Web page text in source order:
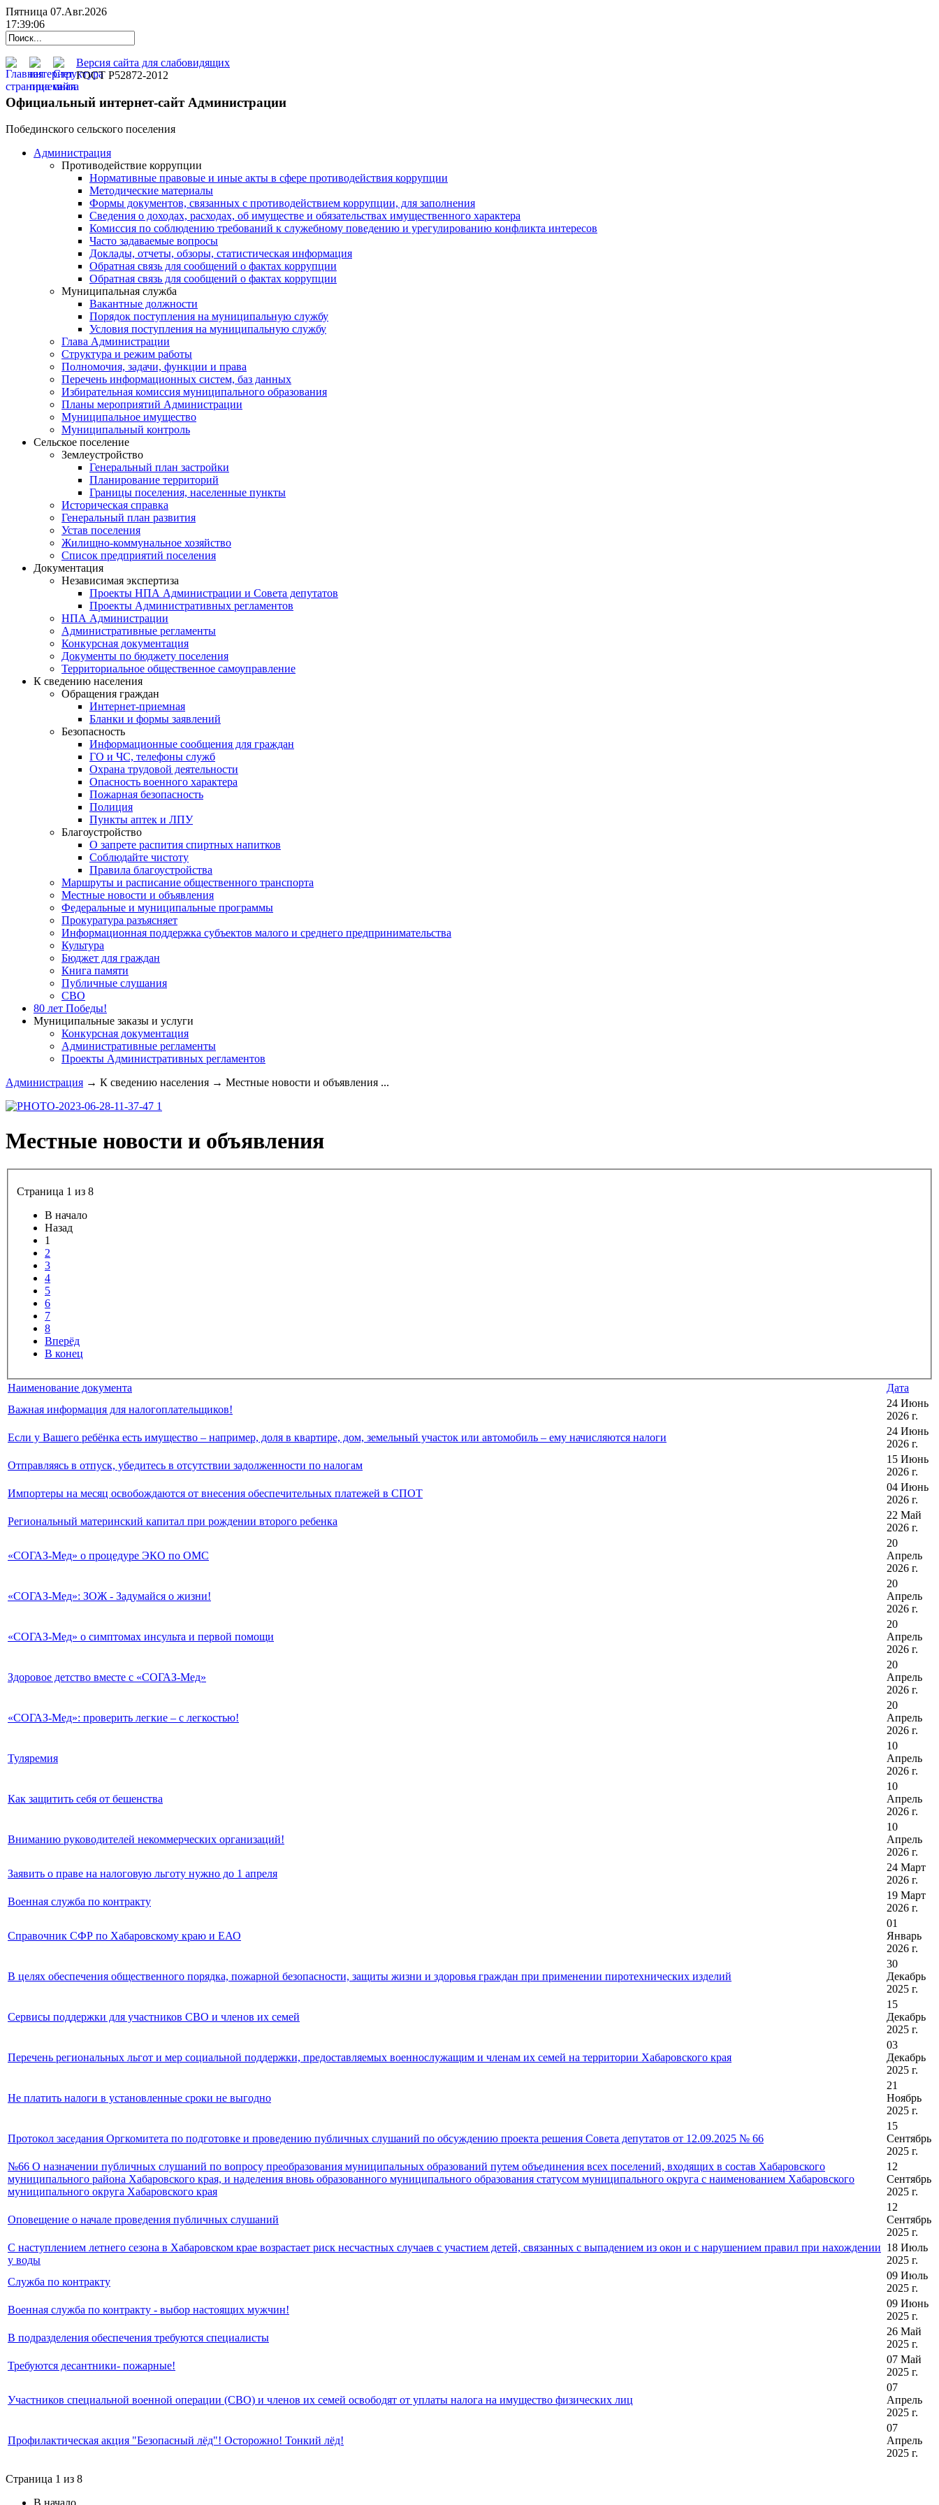
Пятница 07.Авг.2026
17:39:06
Версия сайта для слабовидящих
ГОСТ Р52872-2012
Официальный интернет-сайт Администрации
Побединского сельского поселения
Администрация
Противодействие коррупции
Нормативные правовые и иные акты в сфере противодействия коррупции
Методические материалы
Формы документов, связанных с противодействием коррупции, для заполнения
Сведения о доходах, расходах, об имуществе и обязательствах имущественного характера
Комиссия по соблюдению требований к служебному поведению и урегулированию конфликта интересов
Часто задаваемые вопросы
Доклады, отчеты, обзоры, статистическая информация
Обратная связь для сообщений о фактах коррупции
Обратная связь для сообщений о фактах коррупции
Муниципальная служба
Вакантные должности
Порядок поступления на муниципальную службу
Условия поступления на муниципальную службу
Глава Администрации
Структура и режим работы
Полномочия, задачи, функции и права
Перечень информационных систем, баз данных
Избирательная комиссия муниципального образования
Планы мероприятий Администрации
Муниципальное имущество
Муниципальный контроль
Сельское поселение
Землеустройство
Генеральный план застройки
Планирование территорий
Границы поселения, населенные пункты
Историческая справка
Генеральный план развития
Устав поселения
Жилищно-коммунальное хозяйство
Список предприятий поселения
Документация
Независимая экспертиза
Проекты НПА Администрации и Совета депутатов
Проекты Административных регламентов
НПА Администрации
Административные регламенты
Конкурсная документация
Документы по бюджету поселения
Территориальное общественное самоуправление
К сведению населения
Обращения граждан
Интернет-приемная
Бланки и формы заявлений
Безопасность
Информационные сообщения для граждан
ГО и ЧС, телефоны служб
Охрана трудовой деятельности
Опасность военного характера
Пожарная безопасность
Полиция
Пункты аптек и ЛПУ
Благоустройство
О запрете распития спиртных напитков
Соблюдайте чистоту
Правила благоустройства
Маршруты и расписание общественного транспорта
Местные новости и объявления
Федеральные и муниципальные программы
Прокуратура разъясняет
Информационная поддержка субъектов малого и среднего предпринимательства
Культура
Бюджет для граждан
Книга памяти
Публичные слушания
СВО
80 лет Победы!
Муниципальные заказы и услуги
Конкурсная документация
Административные регламенты
Проекты Административных регламентов
Администрация → К сведению населения → Местные новости и объявления ...
Местные новости и объявления
Страница 1 из 8
В начало
Назад
1
2
3
4
5
6
7
8
Вперёд
В конец
Наименование документа
Дата
Важная информация для налогоплательщиков!
24 Июнь
2026 г.
Если у Вашего ребёнка есть имущество – например, доля в квартире, дом, земельный участок или автомобиль – ему начисляются налоги
24 Июнь
2026 г.
Отправляясь в отпуск, убедитесь в отсутствии задолженности по налогам
15 Июнь
2026 г.
Импортеры на месяц освобождаются от внесения обеспечительных платежей в СПОТ
04 Июнь
2026 г.
Региональный материнский капитал при рождении второго ребенка
22 Май
2026 г.
«СОГАЗ-Мед» о процедуре ЭКО по ОМС
20
Апрель
2026 г.
«СОГАЗ-Мед»: ЗОЖ - Задумайся о жизни!
20
Апрель
2026 г.
«СОГАЗ-Мед» о симптомах инсульта и первой помощи
20
Апрель
2026 г.
Здоровое детство вместе с «СОГАЗ-Мед»
20
Апрель
2026 г.
«СОГАЗ-Мед»: проверить легкие – с легкостью!
20
Апрель
2026 г.
Туляремия
10
Апрель
2026 г.
Как защитить себя от бешенства
10
Апрель
2026 г.
Вниманию руководителей некоммерческих организаций!
10
Апрель
2026 г.
Заявить о праве на налоговую льготу нужно до 1 апреля
24 Март
2026 г.
Военная служба по контракту
19 Март
2026 г.
Справочник СФР по Хабаровскому краю и ЕАО
01
Январь
2026 г.
В целях обеспечения общественного порядка, пожарной безопасности, защиты жизни и здоровья граждан при применении пиротехнических изделий
30
Декабрь
2025 г.
Сервисы поддержки для участников СВО и членов их семей
15
Декабрь
2025 г.
Перечень региональных льгот и мер социальной поддержки, предоставляемых военнослужащим и членам их семей на территории Хабаровского края
03
Декабрь
2025 г.
Не платить налоги в установленные сроки не выгодно
21
Ноябрь
2025 г.
Протокол заседания Оргкомитета по подготовке и проведению публичных слушаний по обсуждению проекта решения Совета депутатов от 12.09.2025 № 66
15
Сентябрь
2025 г.
№66 О назначении публичных слушаний по вопросу преобразования муниципальных образований путем объединения всех поселений, входящих в состав Хабаровского
муниципального района Хабаровского края, и наделения вновь образованного муниципального образования статусом муниципального округа с наименованием Хабаровского
муниципального округа Хабаровского края
12
Сентябрь
2025 г.
Оповещение о начале проведения публичных слушаний
12
Сентябрь
2025 г.
С наступлением летнего сезона в Хабаровском крае возрастает риск несчастных случаев с участием детей, связанных с выпадением из окон и с нарушением правил при нахождении
у воды
18 Июль
2025 г.
Служба по контракту
09 Июль
2025 г.
Военная служба по контракту - выбор настоящих мужчин!
09 Июнь
2025 г.
В подразделения обеспечения требуются специалисты
26 Май
2025 г.
Требуются десантники- пожарные!
07 Май
2025 г.
Участников специальной военной операции (СВО) и членов их семей освободят от уплаты налога на имущество физических лиц
07
Апрель
2025 г.
Профилактическая акция "Безопасный лёд"! Осторожно! Тонкий лёд!
07
Апрель
2025 г.
Страница 1 из 8
В начало